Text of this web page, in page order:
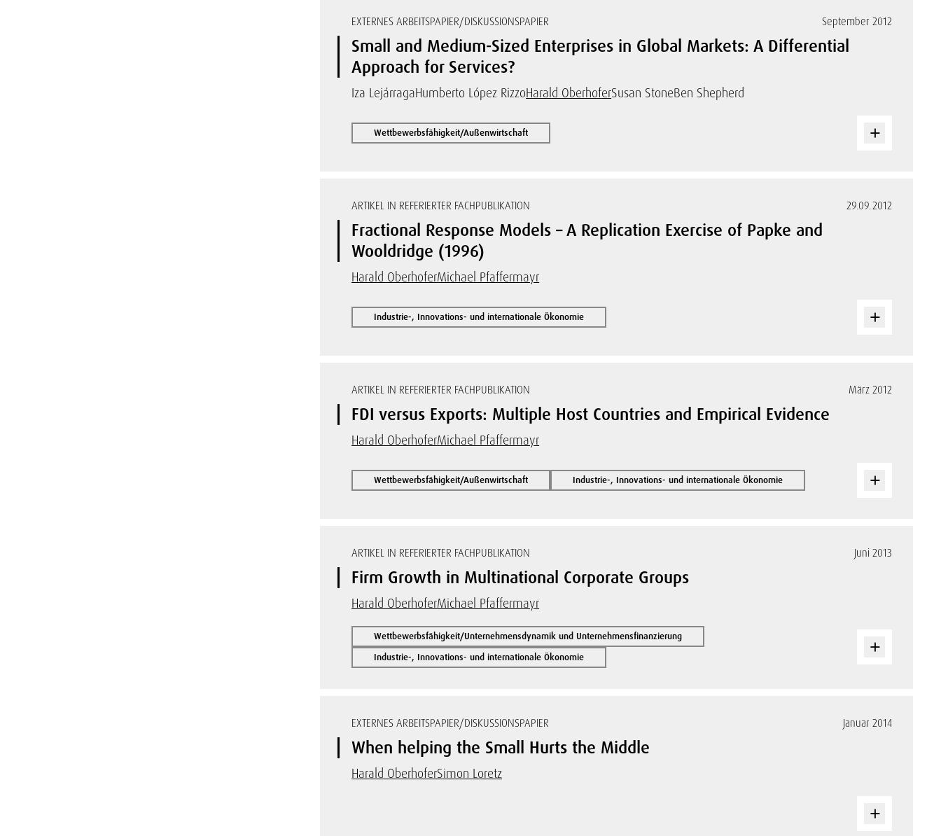
EXTERNES ARBEITSPAPIER/DISKUSSIONSPAPIER September 2012
Small and Medium-Sized Enterprises in Global Markets: A Differential
Approach for Services?
Iza LejárragaHumberto López RizzoHarald OberhoferSusan StoneBen Shepherd
Wettbewerbsfähigkeit/Außenwirtschaft
ARTIKEL IN REFERIERTER FACHPUBLIKATION 29.09.2012
Fractional Response Models – A Replication Exercise of Papke and
Wooldridge (1996)
Harald OberhoferMichael Pfaffermayr
Industrie-, Innovations- und internationale Ökonomie
ARTIKEL IN REFERIERTER FACHPUBLIKATION März 2012
FDI versus Exports: Multiple Host Countries and Empirical Evidence
Harald OberhoferMichael Pfaffermayr
Wettbewerbsfähigkeit/Außenwirtschaft Industrie-, Innovations- und internationale Ökonomie
ARTIKEL IN REFERIERTER FACHPUBLIKATION Juni 2013
Firm Growth in Multinational Corporate Groups
Harald OberhoferMichael Pfaffermayr
Wettbewerbsfähigkeit/Unternehmensdynamik und Unternehmensfinanzierung
Industrie-, Innovations- und internationale Ökonomie
EXTERNES ARBEITSPAPIER/DISKUSSIONSPAPIER Januar 2014
When helping the Small Hurts the Middle
Harald OberhoferSimon Loretz